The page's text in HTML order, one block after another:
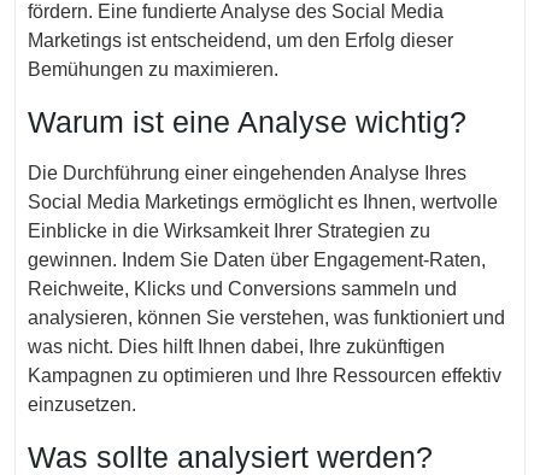
fördern. Eine fundierte Analyse des Social Media
Marketings ist entscheidend, um den Erfolg dieser
Bemühungen zu maximieren.
Warum ist eine Analyse wichtig?
Die Durchführung einer eingehenden Analyse Ihres
Social Media Marketings ermöglicht es Ihnen, wertvolle
Einblicke in die Wirksamkeit Ihrer Strategien zu
gewinnen. Indem Sie Daten über Engagement-Raten,
Reichweite, Klicks und Conversions sammeln und
analysieren, können Sie verstehen, was funktioniert und
was nicht. Dies hilft Ihnen dabei, Ihre zukünftigen
Kampagnen zu optimieren und Ihre Ressourcen effektiv
einzusetzen.
Was sollte analysiert werden?